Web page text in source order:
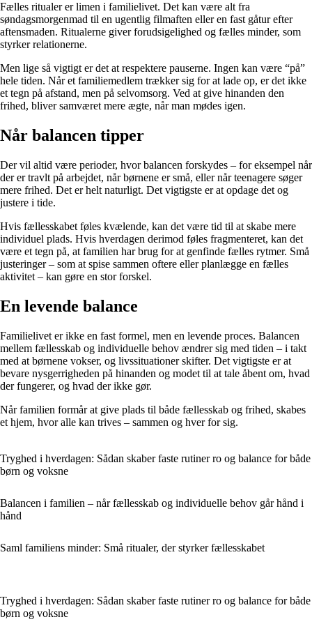
Fælles ritualer er limen i familielivet. Det kan være alt fra
søndagsmorgenmad til en ugentlig filmaften eller en fast gåtur efter
aftensmaden. Ritualerne giver forudsigelighed og fælles minder, som
styrker relationerne.
Men lige så vigtigt er det at respektere pauserne. Ingen kan være “på”
hele tiden. Når et familiemedlem trækker sig for at lade op, er det ikke
et tegn på afstand, men på selvomsorg. Ved at give hinanden den
frihed, bliver samværet mere ægte, når man mødes igen.
Når balancen tipper
Der vil altid være perioder, hvor balancen forskydes – for eksempel når
der er travlt på arbejdet, når børnene er små, eller når teenagere søger
mere frihed. Det er helt naturligt. Det vigtigste er at opdage det og
justere i tide.
Hvis fællesskabet føles kvælende, kan det være tid til at skabe mere
individuel plads. Hvis hverdagen derimod føles fragmenteret, kan det
være et tegn på, at familien har brug for at genfinde fælles rytmer. Små
justeringer – som at spise sammen oftere eller planlægge en fælles
aktivitet – kan gøre en stor forskel.
En levende balance
Familielivet er ikke en fast formel, men en levende proces. Balancen
mellem fællesskab og individuelle behov ændrer sig med tiden – i takt
med at børnene vokser, og livssituationer skifter. Det vigtigste er at
bevare nysgerrigheden på hinanden og modet til at tale åbent om, hvad
der fungerer, og hvad der ikke gør.
Når familien formår at give plads til både fællesskab og frihed, skabes
et hjem, hvor alle kan trives – sammen og hver for sig.
Tryghed i hverdagen: Sådan skaber faste rutiner ro og balance for både
børn og voksne
Balancen i familien – når fællesskab og individuelle behov går hånd i
hånd
Saml familiens minder: Små ritualer, der styrker fællesskabet
Tryghed i hverdagen: Sådan skaber faste rutiner ro og balance for både
børn og voksne